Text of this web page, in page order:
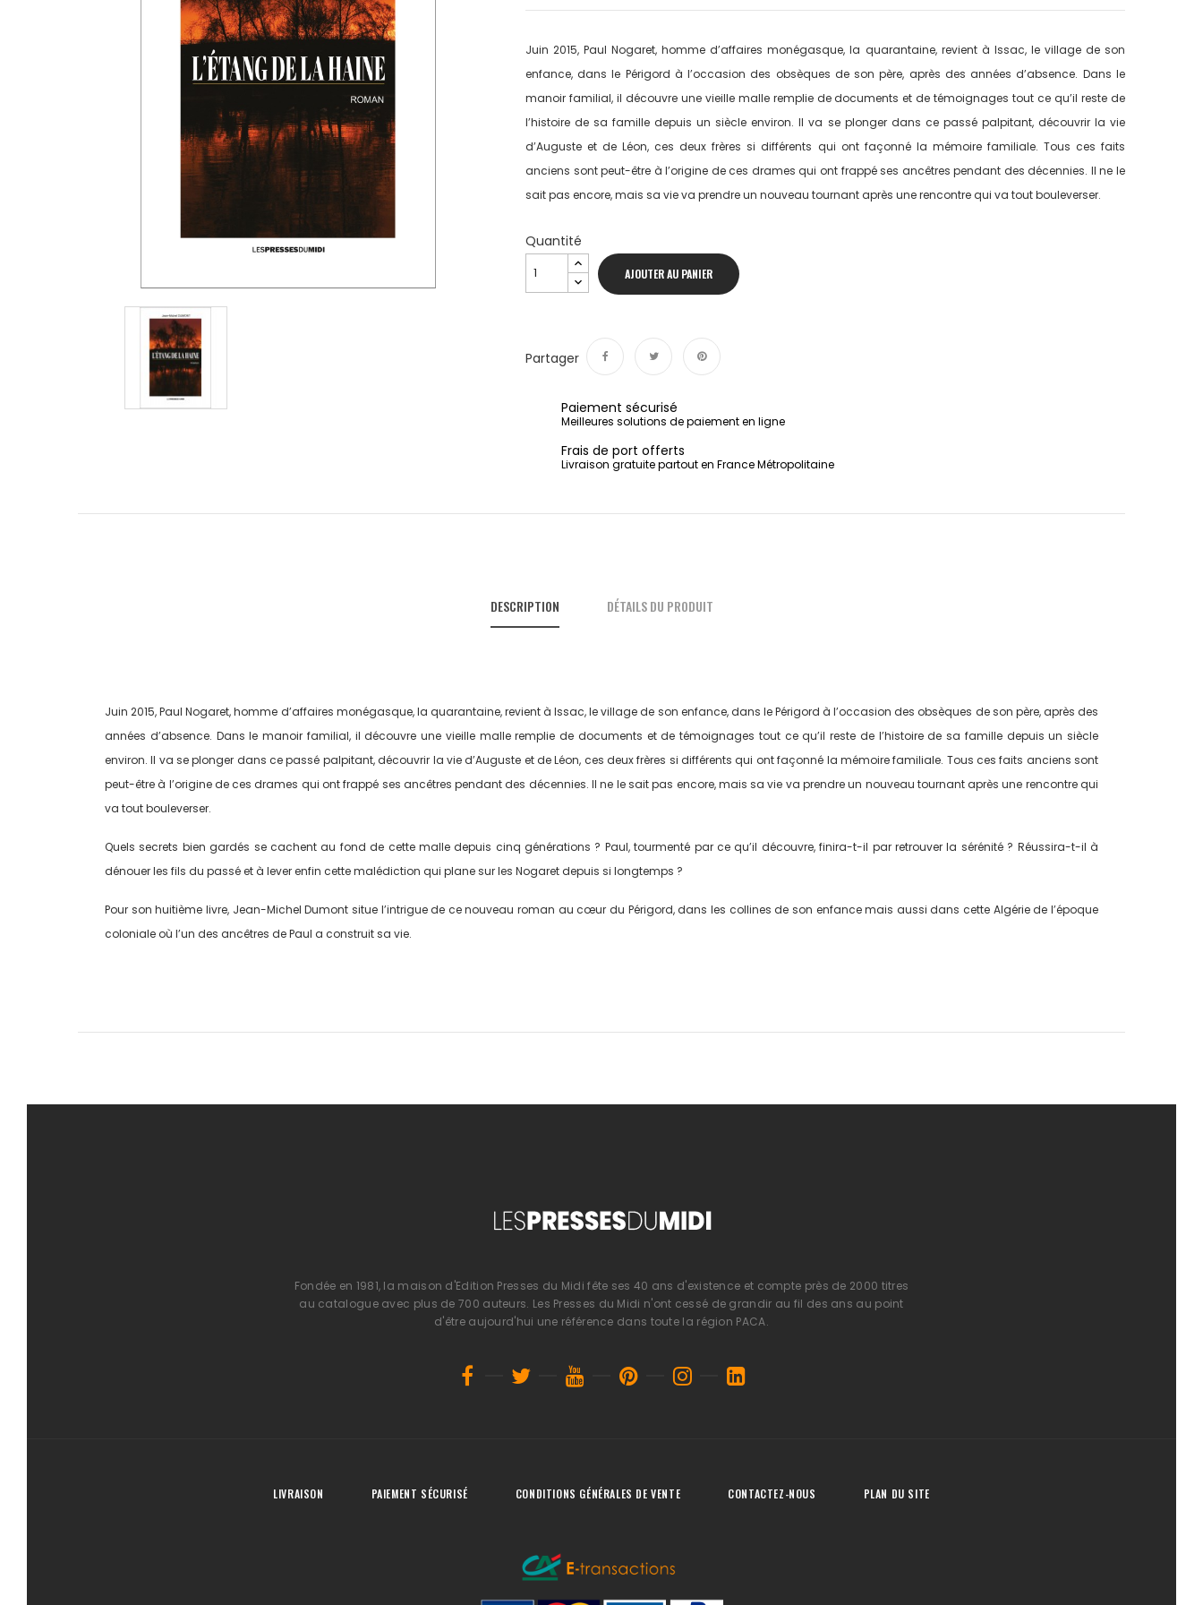
Juin 2015, Paul Nogaret, homme d’affaires monégasque, la quarantaine, revient à Issac, le village de son
enfance, dans le Périgord à l’occasion des obsèques de son père, après des années d’absence. Dans le
manoir familial, il découvre une vieille malle remplie de documents et de témoignages tout ce qu’il reste de
l’histoire de sa famille depuis un siècle environ. Il va se plonger dans ce passé palpitant, découvrir la vie
d’Auguste et de Léon, ces deux frères si différents qui ont façonné la mémoire familiale. Tous ces faits
anciens sont peut-être à l’origine de ces drames qui ont frappé ses ancêtres pendant des décennies. Il ne le
sait pas encore, mais sa vie va prendre un nouveau tournant après une rencontre qui va tout bouleverser.
Quantité
AJOUTER AU PANIER
Partager
Paiement sécurisé
Meilleures solutions de paiement en ligne
Frais de port offerts
Livraison gratuite partout en France Métropolitaine
DESCRIPTION DÉTAILS DU PRODUIT
Juin 2015, Paul Nogaret, homme d’affaires monégasque, la quarantaine, revient à Issac, le village de son enfance, dans le Périgord à l’occasion des obsèques de son père, après des
années d’absence. Dans le manoir familial, il découvre une vieille malle remplie de documents et de témoignages tout ce qu’il reste de l’histoire de sa famille depuis un siècle
environ. Il va se plonger dans ce passé palpitant, découvrir la vie d’Auguste et de Léon, ces deux frères si différents qui ont façonné la mémoire familiale. Tous ces faits anciens sont
peut-être à l’origine de ces drames qui ont frappé ses ancêtres pendant des décennies. Il ne le sait pas encore, mais sa vie va prendre un nouveau tournant après une rencontre qui
va tout bouleverser.
Quels secrets bien gardés se cachent au fond de cette malle depuis cinq générations ? Paul, tourmenté par ce qu’il découvre, finira-t-il par retrouver la sérénité ? Réussira-t-il à
dénouer les fils du passé et à lever enfin cette malédiction qui plane sur les Nogaret depuis si longtemps ?
Pour son huitième livre, Jean-Michel Dumont situe l’intrigue de ce nouveau roman au cœur du Périgord, dans les collines de son enfance mais aussi dans cette Algérie de l’époque
coloniale où l’un des ancêtres de Paul a construit sa vie.
Fondée en 1981, la maison d'Edition Presses du Midi fête ses 40 ans d'existence et compte près de 2000 titres
au catalogue avec plus de 700 auteurs. Les Presses du Midi n'ont cessé de grandir au fil des ans au point
d'être aujourd'hui une référence dans toute la région PACA.
LIVRAISON PAIEMENT SÉCURISÉ CONDITIONS GÉNÉRALES DE VENTE CONTACTEZ-NOUS PLAN DU SITE